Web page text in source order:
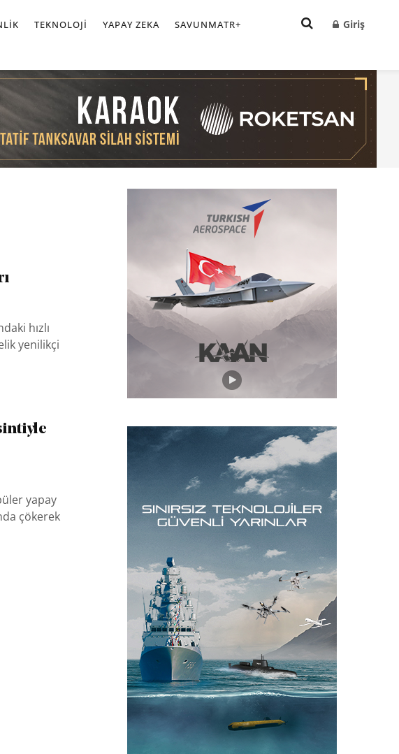
TEKNOLOJI YAPAY ZEKA SAVUNMATR+ Giriş
hızlı
yenilikçi
yapay
çökerek